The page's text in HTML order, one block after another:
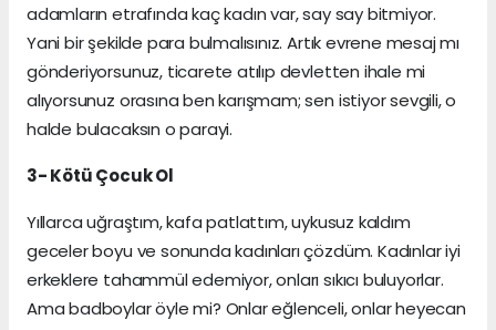
adamların etrafında kaç kadın var, say say bitmiyor.
Yani bir şekilde para bulmalısınız. Artık evrene mesaj mı
gönderiyorsunuz, ticarete atılıp devletten ihale mi
alıyorsunuz orasına ben karışmam; sen istiyor sevgili, o
halde bulacaksın o parayi.
3- Kötü Çocuk Ol
Yıllarca uğraştım, kafa patlattım, uykusuz kaldım
geceler boyu ve sonunda kadınları çözdüm. Kadınlar iyi
erkeklere tahammül edemiyor, onları sıkıcı buluyorlar.
Ama badboylar öyle mi? Onlar eğlenceli, onlar heyecan